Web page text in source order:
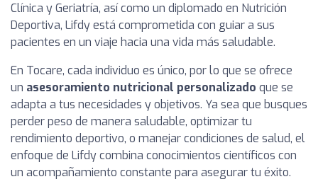
Clínica y Geriatría, así como un diplomado en Nutrición
Deportiva, Lifdy está comprometida con guiar a sus
pacientes en un viaje hacia una vida más saludable.
En Tocare, cada individuo es único, por lo que se ofrece
un asesoramiento nutricional personalizado que se
adapta a tus necesidades y objetivos. Ya sea que busques
perder peso de manera saludable, optimizar tu
rendimiento deportivo, o manejar condiciones de salud, el
enfoque de Lifdy combina conocimientos científicos con
un acompañamiento constante para asegurar tu éxito.